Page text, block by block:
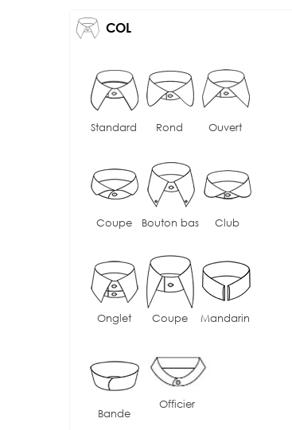
COL
Standard Rond Ouvert
Coupe Bouton bas Club
Onglet Coupe Mandarin
Bande
Officier